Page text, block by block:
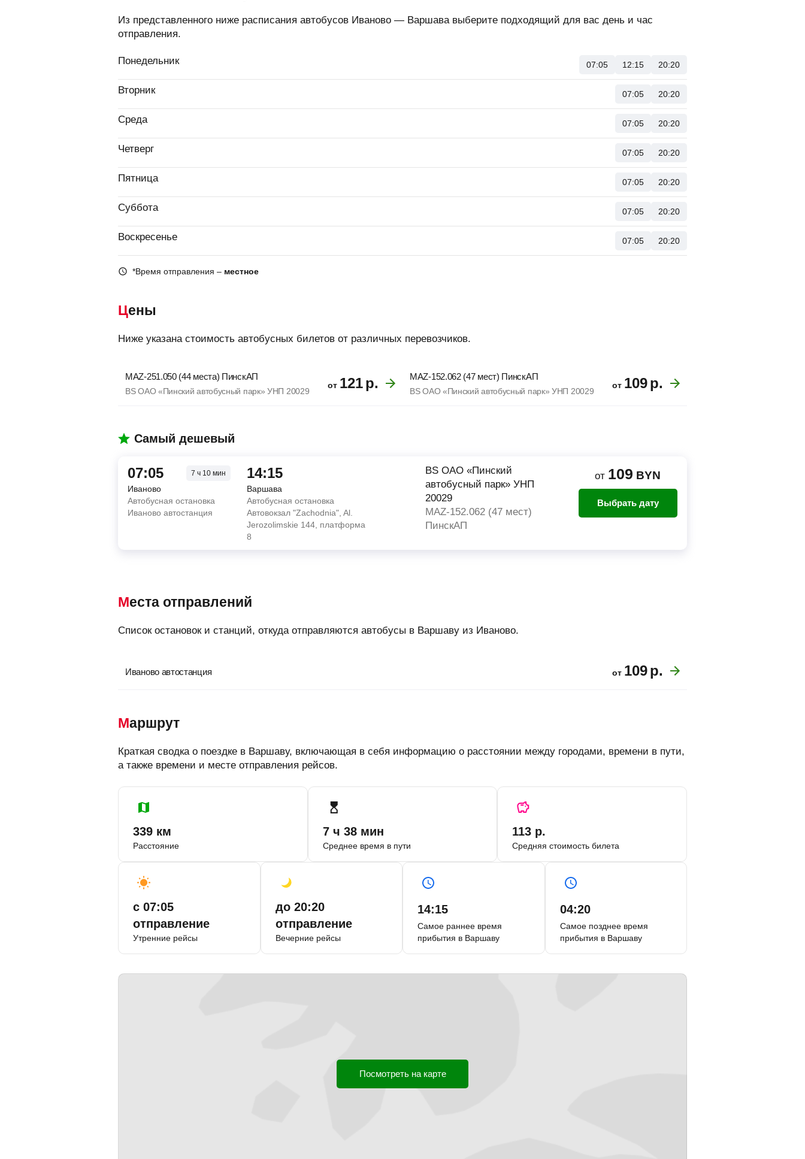
Из представленного ниже расписания автобусов Иваново — Варшава выберите подходящий для вас день и час
отправления.
Понедельник 07:05 12:15 20:20
Вторник 07:05 20:20
Среда 07:05 20:20
Четверг 07:05 20:20
Пятница 07:05 20:20
Суббота 07:05 20:20
Воскресенье 07:05 20:20
*Время отправления – местное
Цены
Ниже указана стоимость автобусных билетов от различных перевозчиков.
MAZ-251.050 (44 места) ПинскАП
BS ОАО «Пинский автобусный парк» УНП 20029
от 121р. MAZ-152.062 (47 мест) ПинскАП
BS ОАО «Пинский автобусный парк» УНП 20029
от 109р.
Самый дешевый
07:05 7 ч10мин
Иваново
Автобусная остановка
Иваново автостанция
14:15
Варшава
Автобусная остановка
Автовокзал "Zachodnia", Al.
Jerozolimskie 144, платформа
8
BS ОАО «Пинский
автобусный парк» УНП
20029
MAZ-152.062 (47 мест)
ПинскАП
от 109 BYN
Выбрать дату
Места отправлений
Список остановок и станций, откуда отправляются автобусы в Варшаву из Иваново.
Иваново автостанция от 109р.
Маршрут
Краткая сводка о поездке в Варшаву, включающая в себя информацию о расстоянии между городами, времени в пути,
а также времени и месте отправления рейсов.
339 км
Расстояние
7 ч 38 мин
Среднее время в пути
113 р.
Средняя стоимость билета
с 07:05
отправление
Утренние рейсы
до 20:20
отправление
Вечерние рейсы
14:15
Самое раннее время
прибытия в Варшаву
04:20
Самое позднее время
прибытия в Варшаву
Посмотреть на карте